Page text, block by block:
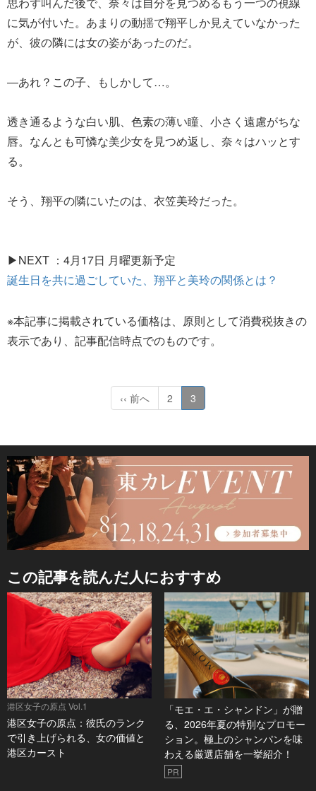
に気が付いた。あまりの動揺で翔平しか見えていなかった
が、彼の隣には女の姿があったのだ。
―あれ？この子、もしかして…。
透き通るような白い肌、色素の薄い瞳、小さく遠慮がちな
唇。なんとも可憐な美少女を見つめ返し、奈々はハッとす
る。
そう、翔平の隣にいたのは、衣笠美玲だった。
▶NEXT ：4月17日 月曜更新予定
誕生日を共に過ごしていた、翔平と美玲の関係とは？
※本記事に掲載されている価格は、原則として消費税抜きの
表示であり、記事配信時点でのものです。
‹‹ 前へ 2 3
この記事を読んだ人におすすめ
港区女子の原点 Vol.1
港区女子の原点：彼氏のランク
で引き上げられる、女の価値と
港区カースト
「モエ・エ・シャンドン」が贈
る、2026年夏の特別なプロモー
ション。極上のシャンパンを味
わえる厳選店舗を一挙紹介！
PR